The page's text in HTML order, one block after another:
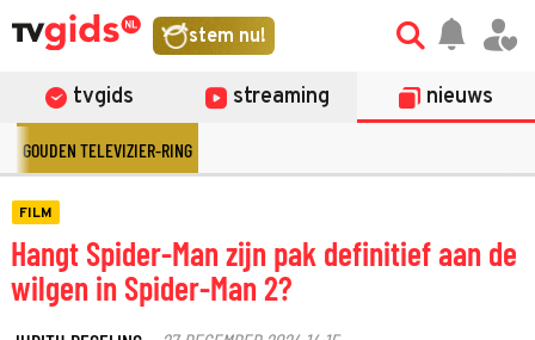
stem nu!
tvgids streaming nieuws
GOUDEN TELEVIZIER-RING
FILM
Hangt Spider-Man zijn pak definitief aan de
wilgen in Spider-Man 2?